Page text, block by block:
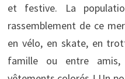
et festive. La
rassemblement de ce
en vélo, en skate, en
famille ou entre